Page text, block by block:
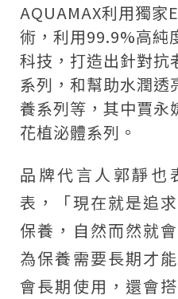
AQUAMAX利用獨
術，利用99.9%高純
科技，打造出針對抗
系列，和幫助水潤透
養系列等，其中賈永
花植泌體系列。
品牌代言人郭靜也
表，「現在就是追
保養，自然而然就
為保養需要長期才
會長期使用，還會